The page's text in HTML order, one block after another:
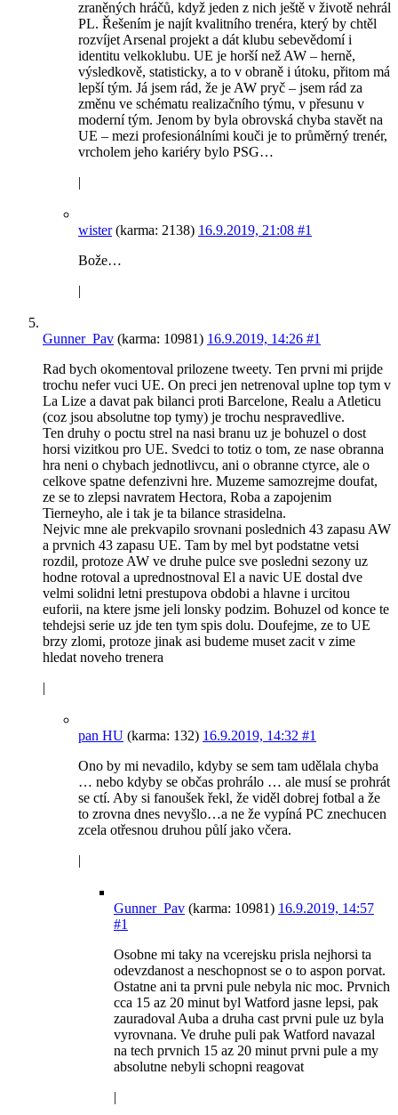
zraněných hráčů, když jeden z nich ještě v životě nehrál
PL. Řešením je najít kvalitního trenéra, který by chtěl
rozvíjet Arsenal projekt a dát klubu sebevědomí i
identitu velkoklubu. UE je horší než AW – herně,
výsledkově, statisticky, a to v obraně i útoku, přitom má
lepší tým. Já jsem rád, že je AW pryč – jsem rád za
změnu ve schématu realizačního týmu, v přesunu v
moderní tým. Jenom by byla obrovská chyba stavět na
UE – mezi profesionálními kouči je to průměrný trenér,
vrcholem jeho kariéry bylo PSG…
|
wister(karma: 2138) 16.9.2019, 21:08 #1
Bože…
|
Gunner_Pav (karma: 10981) 16.9.2019, 14:26 #1
Rad bych okomentoval prilozene tweety. Ten prvni mi prijde
trochu nefer vuci UE. On preci jen netrenoval uplne top tym v
La Lize a davat pak bilanci proti Barcelone, Realu a Atleticu
(coz jsou absolutne top tymy) je trochu nespravedlive.
Ten druhy o poctu strel na nasi branu uz je bohuzel o dost
horsi vizitkou pro UE. Svedci to totiz o tom, ze nase obranna
hra neni o chybach jednotlivcu, ani o obranne ctyrce, ale o
celkove spatne defenzivni hre. Muzeme samozrejme doufat,
ze se to zlepsi navratem Hectora, Roba a zapojenim
Tierneyho, ale i tak je ta bilance strasidelna.
Nejvic mne ale prekvapilo srovnani poslednich 43 zapasu AW
a prvnich 43 zapasu UE. Tam by mel byt podstatne vetsi
rozdil, protoze AW ve druhe pulce sve posledni sezony uz
hodne rotoval a uprednostnoval El a navic UE dostal dve
velmi solidni letni prestupova obdobi a hlavne i urcitou
euforii, na ktere jsme jeli lonsky podzim. Bohuzel od konce te
tehdejsi serie uz jde ten tym spis dolu. Doufejme, ze to UE
brzy zlomi, protoze jinak asi budeme muset zacit v zime
hledat noveho trenera
|
pan HU (karma: 132) 16.9.2019, 14:32 #1
Ono by mi nevadilo, kdyby se sem tam udělala chyba
… nebo kdyby se občas prohrálo … ale musí se prohrát
se ctí. Aby si fanoušek řekl, že viděl dobrej fotbal a že
to zrovna dnes nevyšlo…a ne že vypíná PC znechucen
zcela otřesnou druhou půlí jako včera.
|
Gunner_Pav (karma: 10981) 16.9.2019, 14:57
#1
Osobne mi taky na vcerejsku prisla nejhorsi ta
odevzdanost a neschopnost se o to aspon porvat.
Ostatne ani ta prvni pule nebyla nic moc. Prvnich
cca 15 az 20 minut byl Watford jasne lepsi, pak
zauradoval Auba a druha cast prvni pule uz byla
vyrovnana. Ve druhe puli pak Watford navazal
na tech prvnich 15 az 20 minut prvni pule a my
absolutne nebyli schopni reagovat
|